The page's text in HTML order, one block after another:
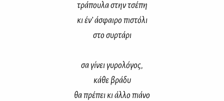
τρά­που­λα στην τσέ­πη
κι έν’ άσφαι­ρο πι­στό­λι
στο συρ­τά­ρι
σα γί­νει γυ­ρο­λό­γος,
κά­θε βρά­δυ
θα πρέ­πει κι άλ­λο πιά­νο